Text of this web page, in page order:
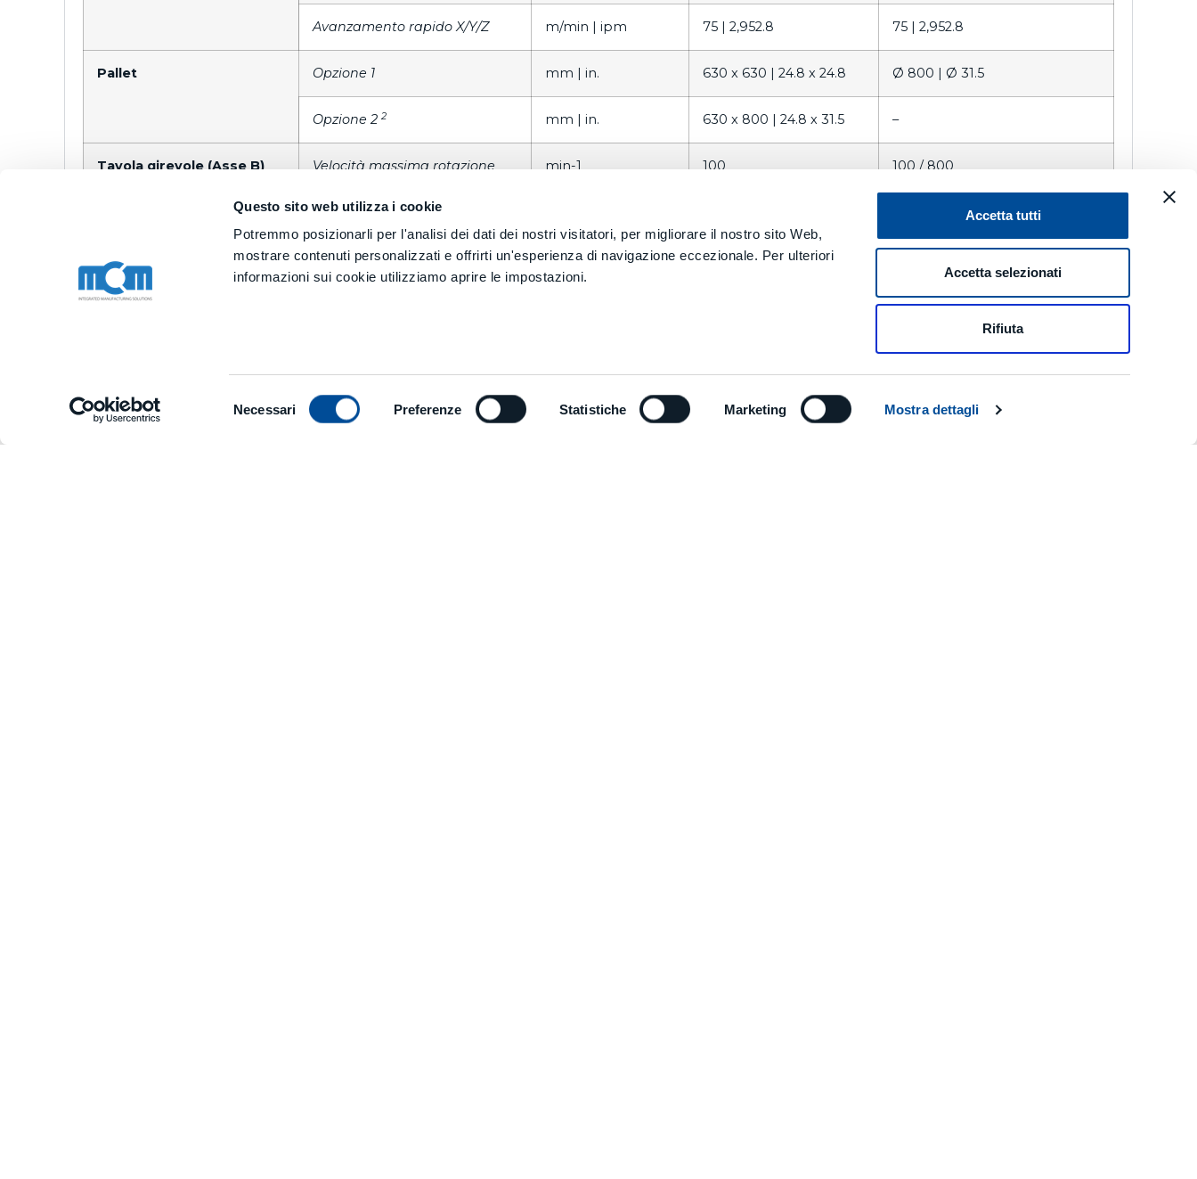
Questo sito web utilizza i cookie
Potremmo posizionarli per l'analisi dei dati dei nostri visitatori, per migliorare il nostro sito Web,
mostrare contenuti personalizzati e offrirti un'esperienza di navigazione eccezionale. Per ulteriori
informazioni sui cookie utilizziamo aprire le impostazioni.
del
Necessari Preferenze Statistiche Marketing Mostra dettagli
Accetta tutti
Accetta selezionati
Rifiuta
Avanzamento rapido X/Y/Z m/min | ipm 75 | 2,952.8 75 | 2,952.8
Pallet Opzione 1 mm | in. 630 x 630 | 24.8 x 24.8 Ø 800 | Ø 31.5
Opzione 2 2 mm | in. 630 x 800 | 24.8 x 31.5 –
Tavola girevole (Asse B) Velocità massima rotazione min-1 100 100 / 800
Tipo Tilting Head
Angolo di basculamento gradi 180 (+80/-100)
Mandrino
Magazzino utensili Capacità (fino a)1